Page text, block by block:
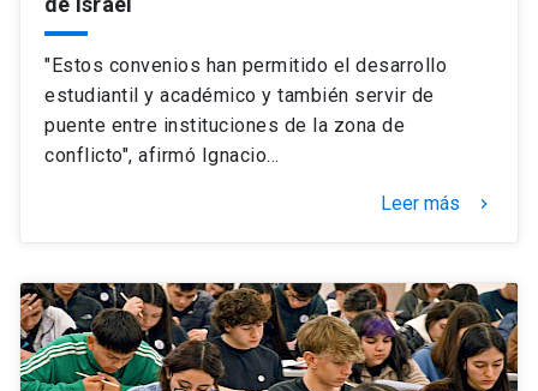
"Estos convenios han permitido el desarrollo
estudiantil y académico y también servir de
puente entre instituciones de la zona de
conflicto", afirmó Ignacio…
Leer más keyboard_arrow_right